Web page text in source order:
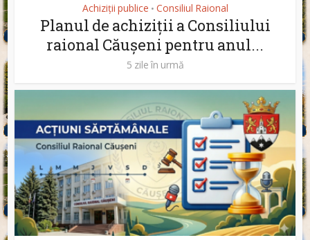
Achiziții publice • Consiliul Raional
Planul de achiziții a Consiliului
raional Căușeni pentru anul...
5 zile în urmă